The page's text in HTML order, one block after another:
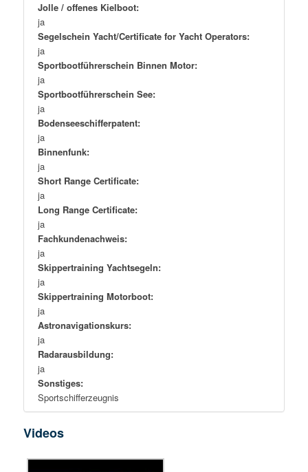
Jolle / offenes Kielboot:
ja
Segelschein Yacht/Certificate for Yacht Operators:
ja
Sportbootführerschein Binnen Motor:
ja
Sportbootführerschein See:
ja
Bodenseeschifferpatent:
ja
Binnenfunk:
ja
Short Range Certificate:
ja
Long Range Certificate:
ja
Fachkundenachweis:
ja
Skippertraining Yachtsegeln:
ja
Skippertraining Motorboot:
ja
Astronavigationskurs:
ja
Radarausbildung:
ja
Sonstiges:
Sportschifferzeugnis
Videos